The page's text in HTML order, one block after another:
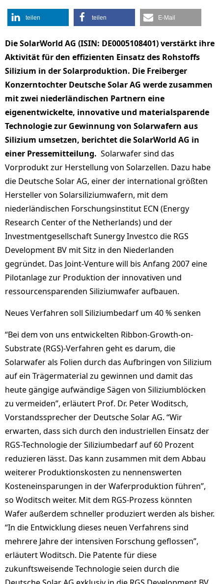
teilen teilen E-Mail
Die SolarWorld AG (ISIN: DE0005108401) verstärkt ihre
Aktivität für den effizienten Einsatz des Rohstoffs
Silizium in der Solarproduktion. Die Freiberger
Konzerntochter Deutsche Solar AG werde zusammen
mit zwei niederländischen Partnern eine
eigenentwickelte, innovative und materialsparende
Technologie zur Gewinnung von Solarwafern aus
Silizium umsetzen, berichtet die SolarWorld AG in
einer Pressemitteilung. Solarwafer sind das
Vorprodukt zur Herstellung von Solarzellen. Dazu habe
die Deutsche Solar AG, einer der international größten
Hersteller von Solarsiliziumwafern, mit dem
niederländischen Forschungsinstitut ECN (Energy
Research Center of the Netherlands) und der
Investmentgesellschaft Sunergy Investco die RGS
Development BV mit Sitz in den Niederlanden
gegründet. Das Joint-Venture will bis Anfang 2007 eine
Pilotanlage zur Produktion der innovativen und
ressourcensparenden Siliziumwafer aufbauen.
Neues Verfahren soll Siliziumbedarf um 40 % senken
“Bei dem von uns entwickelten Ribbon-Growth-on-
Substrate (RGS)-Verfahren geht es darum, die
Solarwafer als Folien durch das Aufbringen von Silizium
auf ein Trägermaterial zu gewinnen und damit das
heute gängige aufwändige Sägen von Siliziumblöcken
zu vermeiden”, erläutert Prof. Dr. Peter Woditsch,
Vorstandssprecher der Deutsche Solar AG. “Wir
erwarten, dass sich durch den industriellen Einsatz der
RGS-Technologie der Siliziumbedarf auf 60 Prozent
reduzieren lässt. Das kann zusammen mit dem Abbau
weiterer Produktionskosten zu nennenswerten
Kosteneinsparungen in der Waferproduktion führen”,
so Woditsch weiter. Mit dem RGS-Prozess könnten
Wafer außerdem schneller produziert werden als bisher.
“In die Entwicklung dieses neuen Verfahrens sind
mehrere Jahre der intensiven Forschung geflossen”,
erläutert Woditsch. Die Patente für diese
zukunftsweisende Technologie seien durch die